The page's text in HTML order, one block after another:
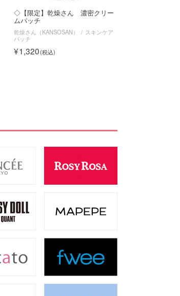
◇【限定】乾燥さん 濃密クリー
ムパッチ
乾燥さん（KANSOSAN）
スキンケア
パッチ
1,320